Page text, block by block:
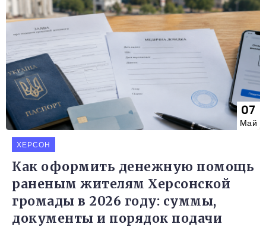
07
Май
ХЕРСОН
Как оформить денежную помощь
раненым жителям Херсонской
громады в 2026 году: суммы,
документы и порядок подачи